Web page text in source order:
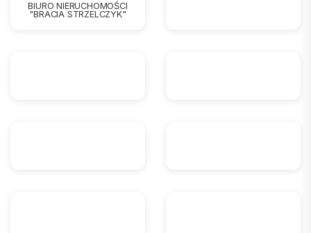
BIURO NIERUCHOMOŚCI
"BRACIA STRZELCZYK"